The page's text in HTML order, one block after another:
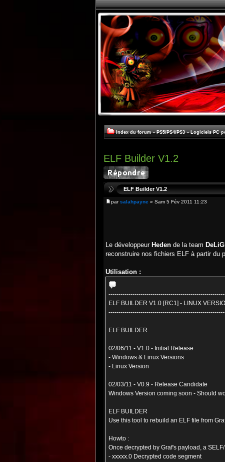
Index du forum » PS5/PS4/PS3 » Logiciels PC
ELF Builder V1.2
ELF Builder V1.2
parsalahpayne » Sam 5 Fév 2011 11:23
Le développeur Heden de la team
reconstruire nos fichiers ELF à partir du
Utilisation :
ELF BUILDER V1.0 [RC1] - LINUX
ELF BUILDER
02/06/11 - V1.0 - Initial Release
- Windows & Linux Versions
- Linux Version
02/03/11 - V0.9 - Release Candidate
Windows Version coming soon - Should
ELF BUILDER
Use this tool to rebuild an ELF file from
Howto :
Once decrypted by Graf's payload, a
- xxxxx.0 Decrypted code segment